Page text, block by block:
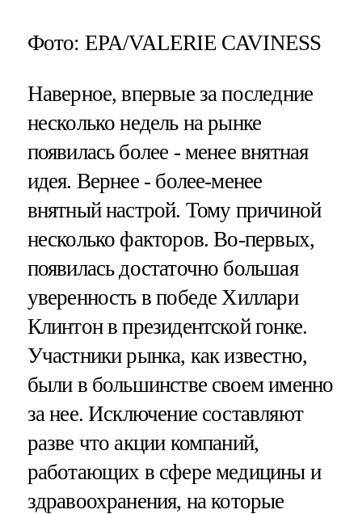
Фото: EPA/VALERIE CAVINESS
Наверное, впервые за последние
несколько недель на рынке
появилась более - менее внятная
идея. Вернее - более-менее
внятный настрой. Тому причиной
несколько факторов. Во-первых,
появилась достаточно большая
уверенность в победе Хиллари
Клинтон в президентской гонке.
Участники рынка, как известно,
были в большинстве своем именно
за нее. Исключение составляют
разве что акции компаний,
работающих в сфере медицины и
здравоохранения, на которые